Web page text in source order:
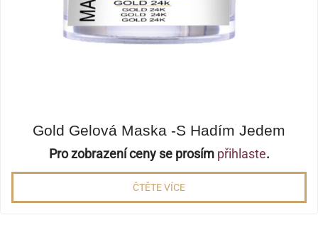
Gold Gelová Maska -s Hadím Jedem
Pro zobrazení ceny se prosím přihlaste.
ČTĚTE VÍCE